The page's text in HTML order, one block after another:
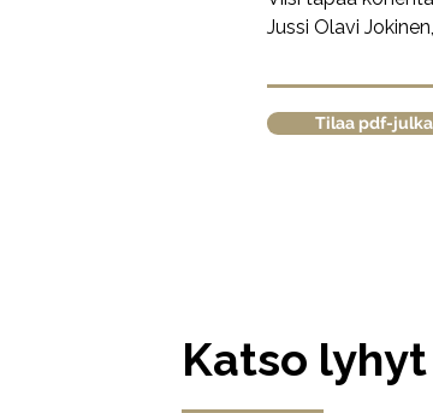
Jussi Olavi
Tilaa pdf-
Katso